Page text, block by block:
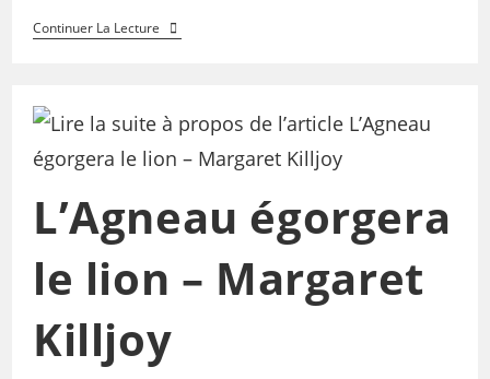
Continuer La Lecture
L’Agneau égorgera
le lion – Margaret
Killjoy